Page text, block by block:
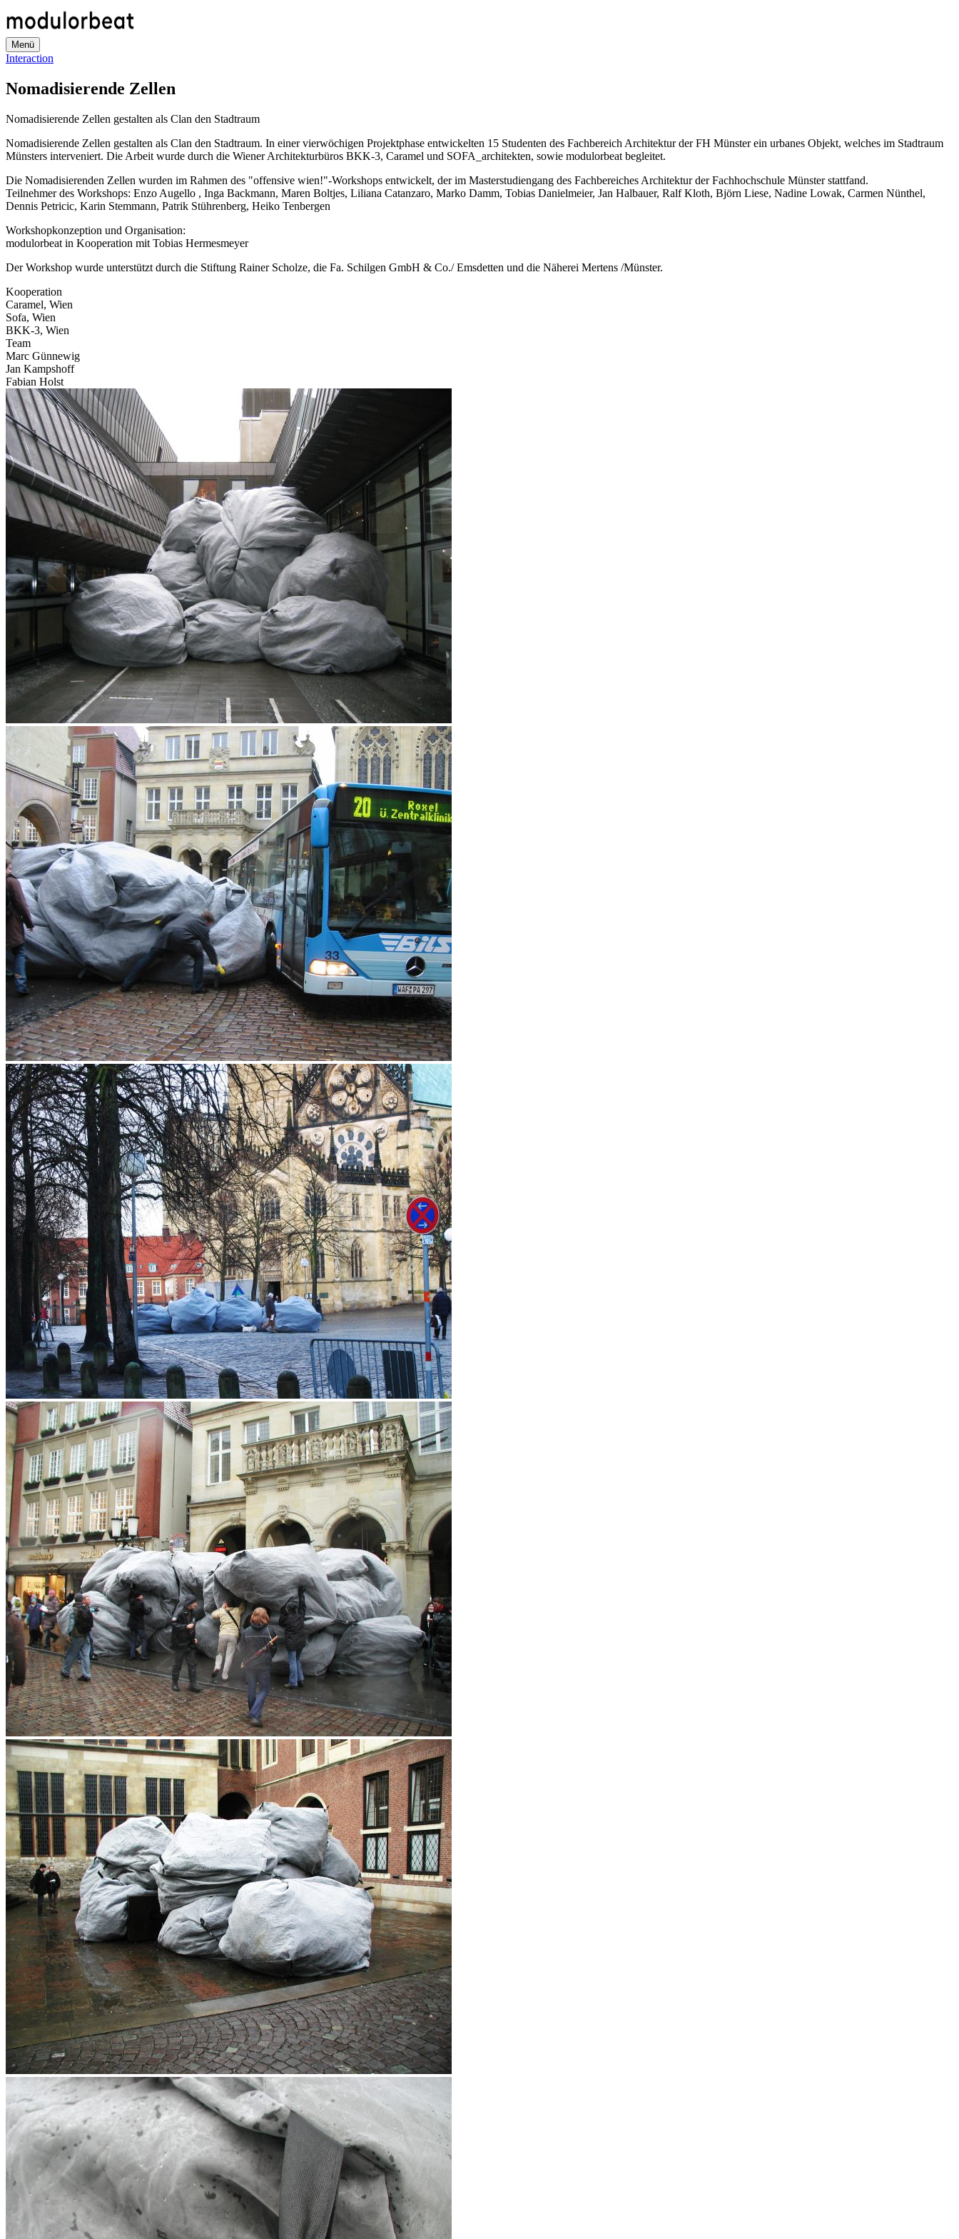
zum
Inhalt
Menü
Interaction
Nomadisierende Zellen
Nomadisierende Zellen gestalten als Clan den Stadtraum
Nomadisierende Zellen gestalten als Clan den Stadtraum. In einer vierwöchigen Projektphase entwickelten 15 Studenten des Fachbereich Architektur der FH Münster ein urbanes Objekt, welches im Stadtraum
Münsters interveniert. Die Arbeit wurde durch die Wiener Architekturbüros BKK-3, Caramel und SOFA_architekten, sowie modulorbeat begleitet.
Die Nomadisierenden Zellen wurden im Rahmen des "offensive wien!"-Workshops entwickelt, der im Masterstudiengang des Fachbereiches Architektur der Fachhochschule Münster stattfand.
Teilnehmer des Workshops: Enzo Augello , Inga Backmann, Maren Boltjes, Liliana Catanzaro, Marko Damm, Tobias Danielmeier, Jan Halbauer, Ralf Kloth, Björn Liese, Nadine Lowak, Carmen Nünthel,
Dennis Petricic, Karin Stemmann, Patrik Stührenberg, Heiko Tenbergen
Workshopkonzeption und Organisation:
modulorbeat in Kooperation mit Tobias Hermesmeyer
Der Workshop wurde unterstützt durch die Stiftung Rainer Scholze, die Fa. Schilgen GmbH & Co./ Emsdetten und die Näherei Mertens /Münster.
Kooperation
Caramel, Wien
Sofa, Wien
BKK-3, Wien
Team
Marc Günnewig
Jan Kampshoff
Fabian Holst